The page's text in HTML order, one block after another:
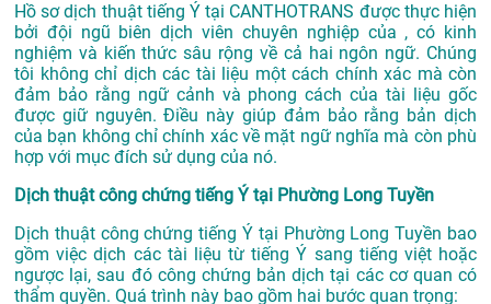
Hồ sơ dịch thuật tiếng Ý tại CANTHOTRANS được thực hiện
bởi đội ngũ biên dịch viên chuyên nghiệp của , có kinh
nghiệm và kiến thức sâu rộng về cả hai ngôn ngữ. Chúng
tôi không chỉ dịch các tài liệu một cách chính xác mà còn
đảm bảo rằng ngữ cảnh và phong cách của tài liệu gốc
được giữ nguyên. Điều này giúp đảm bảo rằng bản dịch
của bạn không chỉ chính xác về mặt ngữ nghĩa mà còn phù
hợp với mục đích sử dụng của nó.
Dịch thuật công chứng tiếng Ý tại Phường Long Tuyền
Dịch thuật công chứng tiếng Ý tại Phường Long Tuyền bao
gồm việc dịch các tài liệu từ tiếng Ý sang tiếng việt hoặc
ngược lại, sau đó công chứng bản dịch tại các cơ quan có
thẩm quyền. Quá trình này bao gồm hai bước quan trọng: